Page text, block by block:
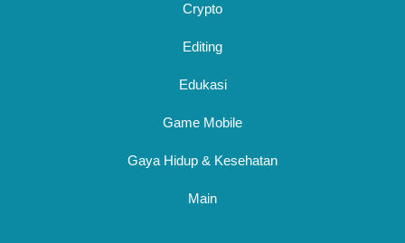
Crypto
Editing
Edukasi
Game Mobile
Gaya Hidup & Kesehatan
Main